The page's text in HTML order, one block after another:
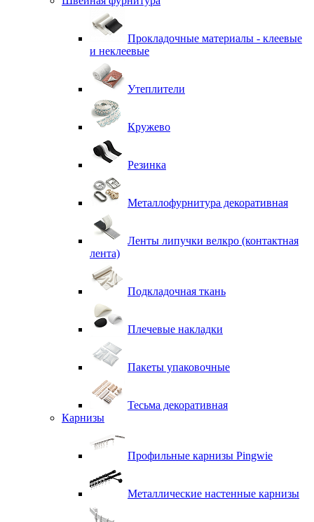
Прокладочные материалы - клеевые
и неклеевые
Утеплители
Кружево
Резинка
Металлофурнитура декоративная
Ленты липучки велкро (контактная
лента)
Подкладочная ткань
Плечевые накладки
Пакеты упаковочные
Тесьма декоративная
Карнизы
Профильные карнизы Pingwie
Металлические настенные карнизы